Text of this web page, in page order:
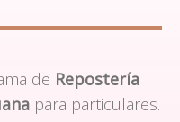
de Repostería
para particulares.